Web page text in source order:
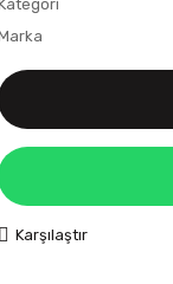
Karşılaştır